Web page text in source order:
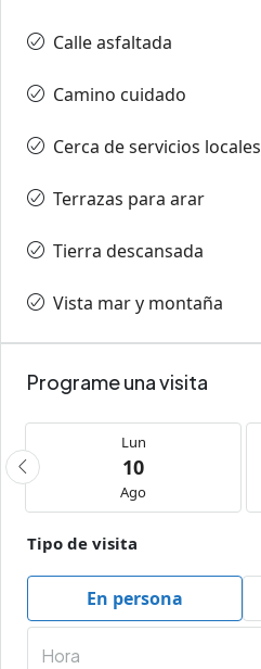
Calle asfaltada
Camino cuidado
Cerca de servicios locales
Terrazas para arar
Tierra descansada
Vista mar y montaña
Programe una visita
Lun
10
Ago
Tipo de visita
En persona
Hora